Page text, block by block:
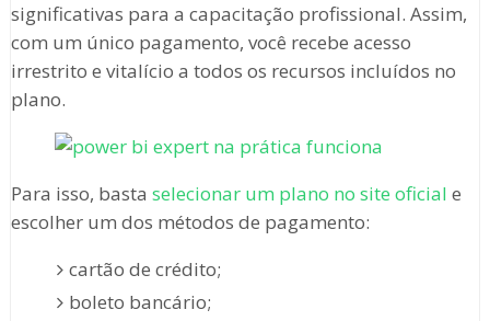
significativas para a capacitação profissional. Assim,
com um único pagamento, você recebe acesso
irrestrito e vitalício a todos os recursos incluídos no
plano.
Para isso, basta selecionar um plano no site oficial e
escolher um dos métodos de pagamento:
cartão de crédito;
boleto bancário;